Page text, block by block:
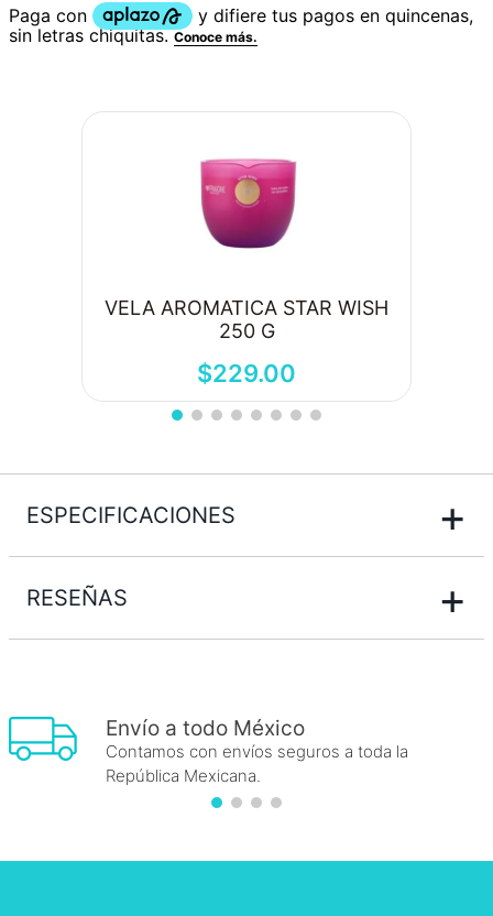
VELA AROMATICA STAR WISH
250 G
$229.00
ESPECIFICACIONES +
RESEÑAS +
Envío a todo México
Contamos con envíos seguros a toda la
República Mexicana.